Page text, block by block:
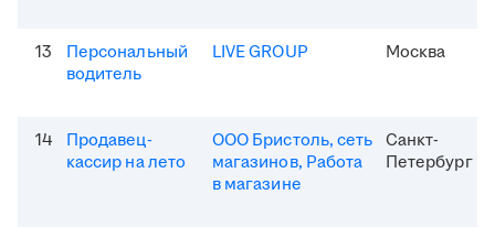
13
Персональный
водитель
LIVE GROUP Москва
14
Продавец-
кассир на лето
ООО Бристоль, сеть
магазинов, Работа
в магазине
Санкт-
Петербург